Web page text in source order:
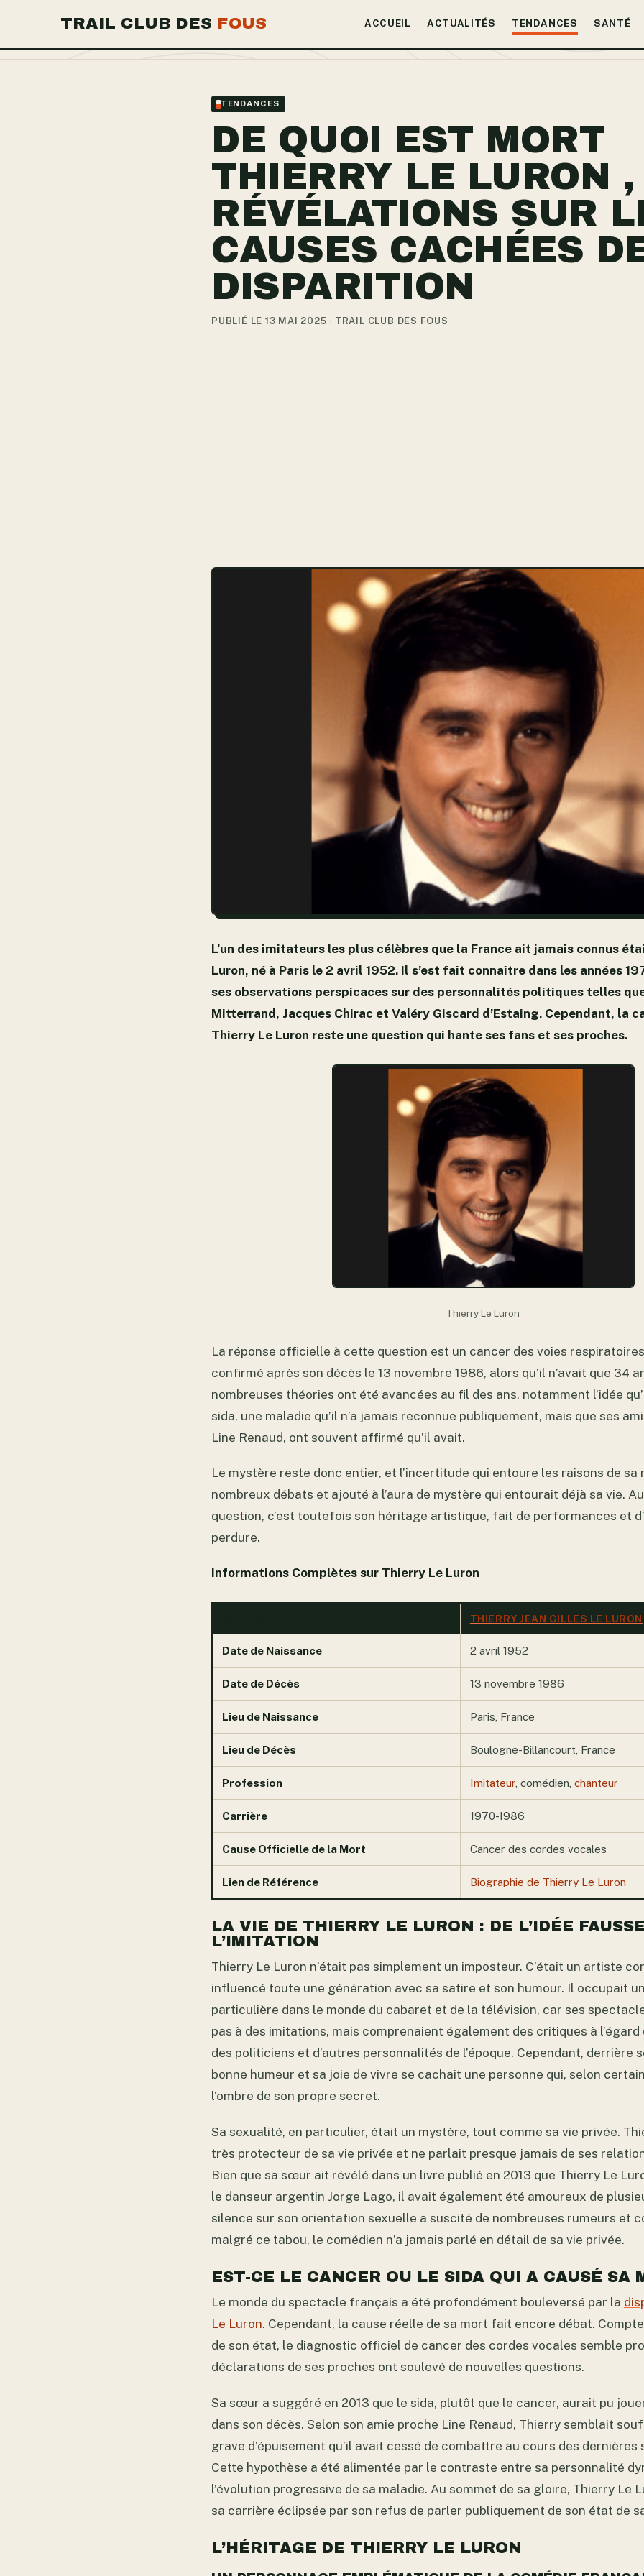
TRAIL CLUB DES FOUS ACCUEIL ACTUALITÉS TENDANCES SANTÉ
TENDANCES
DE QUOI EST MORT
THIERRY LE LURON ,
RÉVÉLATIONS SUR
CAUSES CACHÉES
DISPARITION
PUBLIÉ LE 13 MAI 2025 · TRAIL CLUB DES FOUS
L’un des imitateurs les plus célèbres que la France ait jamais connus
Luron, né à Paris le 2 avril 1952. Il s’est fait connaître dans les années
ses observations perspicaces sur des personnalités politiques telles
Mitterrand, Jacques Chirac et Valéry Giscard d’Estaing. Cependant, la
Thierry Le Luron reste une question qui hante ses fans et ses proches.
Thierry Le Luron
La réponse officielle à cette question est un cancer des voies
confirmé après son décès le 13 novembre 1986, alors qu’il n’avait que 34
nombreuses théories ont été avancées au fil des ans, notamment l’idée
sida, une maladie qu’il n’a jamais reconnue publiquement, mais que ses
Line Renaud, ont souvent affirmé qu’il avait.
Le mystère reste donc entier, et l’incertitude qui entoure les raisons de sa
nombreux débats et ajouté à l’aura de mystère qui entourait déjà sa vie.
question, c’est toutefois son héritage artistique, fait de performances et
perdure.
Informations Complètes sur Thierry Le Luron
THIERRY JEAN GILLES LE LURON
Date de Naissance 2 avril 1952
Date de Décès 13 novembre 1986
Lieu de Naissance Paris, France
Lieu de Décès Boulogne-Billancourt, France
Profession Imitateur, comédien, chanteur
Carrière 1970-1986
Cause Officielle de la Mort Cancer des cordes vocales
Lien de Référence Biographie de Thierry Le Luron
LA VIE DE THIERRY LE LURON : DE L’IDÉE
L’IMITATION
Thierry Le Luron n’était pas simplement un imposteur. C’était un artiste
influencé toute une génération avec sa satire et son humour. Il occupait
particulière dans le monde du cabaret et de la télévision, car ses
pas à des imitations, mais comprenaient également des critiques à
des politiciens et d’autres personnalités de l’époque. Cependant, derrière
bonne humeur et sa joie de vivre se cachait une personne qui, selon
l’ombre de son propre secret.
Sa sexualité, en particulier, était un mystère, tout comme sa vie privée.
très protecteur de sa vie privée et ne parlait presque jamais de ses
Bien que sa sœur ait révélé dans un livre publié en 2013 que Thierry Le
le danseur argentin Jorge Lago, il avait également été amoureux de
silence sur son orientation sexuelle a suscité de nombreuses rumeurs et
malgré ce tabou, le comédien n’a jamais parlé en détail de sa vie privée.
EST-CE LE CANCER OU LE SIDA QUI A CAUSÉ SA
Le monde du spectacle français a été profondément bouleversé par la
Le Luron. Cependant, la cause réelle de sa mort fait encore débat.
de son état, le diagnostic officiel de cancer des cordes vocales semble
déclarations de ses proches ont soulevé de nouvelles questions.
Sa sœur a suggéré en 2013 que le sida, plutôt que le cancer, aurait pu
dans son décès. Selon son amie proche Line Renaud, Thierry semblait
grave d’épuisement qu’il avait cessé de combattre au cours des dernières
Cette hypothèse a été alimentée par le contraste entre sa personnalité
l’évolution progressive de sa maladie. Au sommet de sa gloire, Thierry Le
sa carrière éclipsée par son refus de parler publiquement de son état de
L’HÉRITAGE DE THIERRY LE LURON